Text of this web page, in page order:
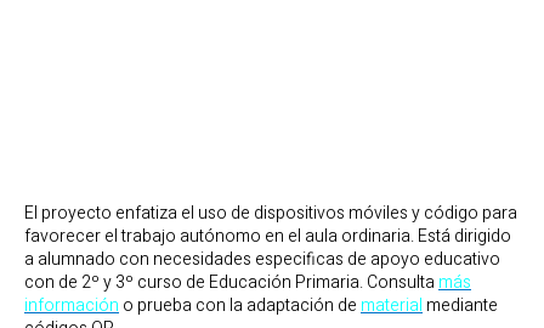
El proyecto enfatiza el uso de dispositivos móviles y código para
favorecer el trabajo autónomo en el aula ordinaria. Está dirigido
a alumnado con necesidades especificas de apoyo educativo
con de 2º y 3º curso de Educación Primaria. Consulta más
información o prueba con la adaptación de material mediante